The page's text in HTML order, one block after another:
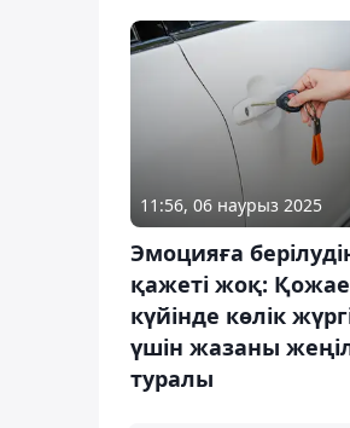
11:56, 06 наурыз 2025
Эмоцияға
қажеті жоқ:
күйінде көлік
үшін жазаны
туралы